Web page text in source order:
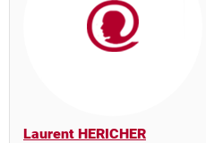
Laurent HERICHER